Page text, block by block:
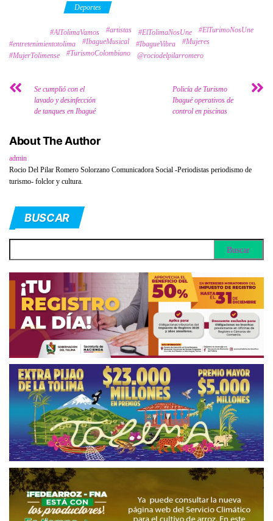
Deportes
#AlTolimaVamos #artistas #ElTolimaNosUne
#ElTurimoNosUne
#entretenimientotolima
#IbagueMusical #IbagueVibra
#Mujeres
#MujerTolimense
#TurismoColombiano @rociodelpilarromero
Se cumplió con el
lavado y desinfección
de tanques en Ibagué
Policía de Turismo
Ibagué operativos de
control en piscinas
About The Author
admin
Rocio Del Pilar Romero Solorzano Comunicadora Social -Periodistas periodismo de
turismo- folclor y cultura.
BUSCAR